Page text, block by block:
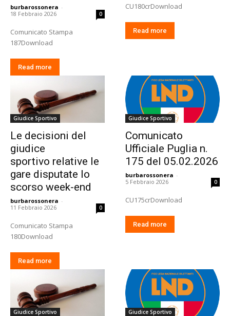
burbarossonera -
18 Febbraio 2026
0
Comunicato Stampa
187Download
Read more
CU180crDownload
Read more
Giudice Sportivo
Le decisioni del
giudice
sportivo relative le
gare disputate lo
scorso week-end
burbarossonera -
11 Febbraio 2026
0
Comunicato Stampa
180Download
Read more
Giudice Sportivo
Comunicato
Ufficiale Puglia n.
175 del 05.02.2026
burbarossonera -
5 Febbraio 2026
0
CU175crDownload
Read more
Giudice Sportivo Giudice Sportivo